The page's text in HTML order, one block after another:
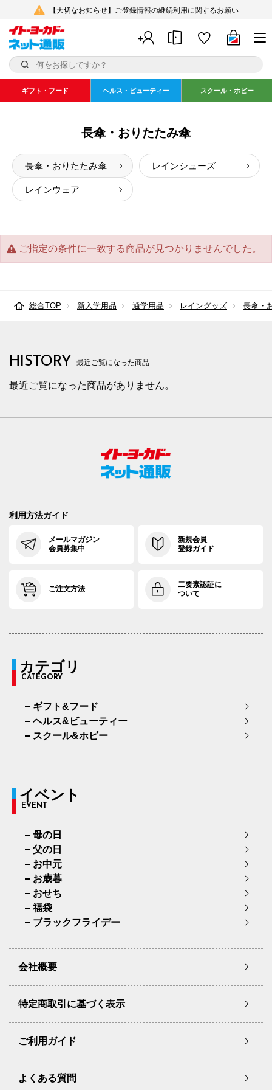
【大切なお知らせ】ご登録情報の継続利用に関するお願い
ギフト・フード ヘルス・ビューティー スクール・ホビー
長傘・おりたたみ傘
長傘・おりたたみ傘 レインシューズ
レインウェア
ご指定の条件に一致する商品が見つかりませんでした。
総合TOP 新入学用品 通学用品 レイングッズ 長傘・
HISTORY 最近ご覧になった商品
最近ご覧になった商品がありません。
利用方法ガイド
メールマガジン
会員募集中
新規会員
登録ガイド
ご注文方法
二要素認証に
ついて
カテゴリ
CATEGORY
ギフト&フード
ヘルス&ビューティー
スクール&ホビー
イベント
EVENT
母の日
父の日
お中元
お歳暮
おせち
福袋
ブラックフライデー
会社概要
特定商取引に基づく表示
ご利用ガイド
よくある質問